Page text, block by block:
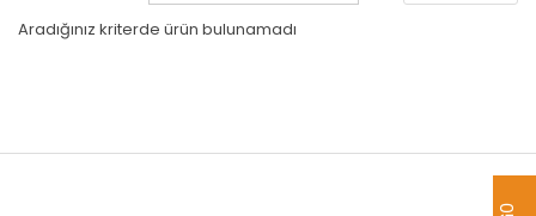
Aradığınız kriterde ürün bulunamadı